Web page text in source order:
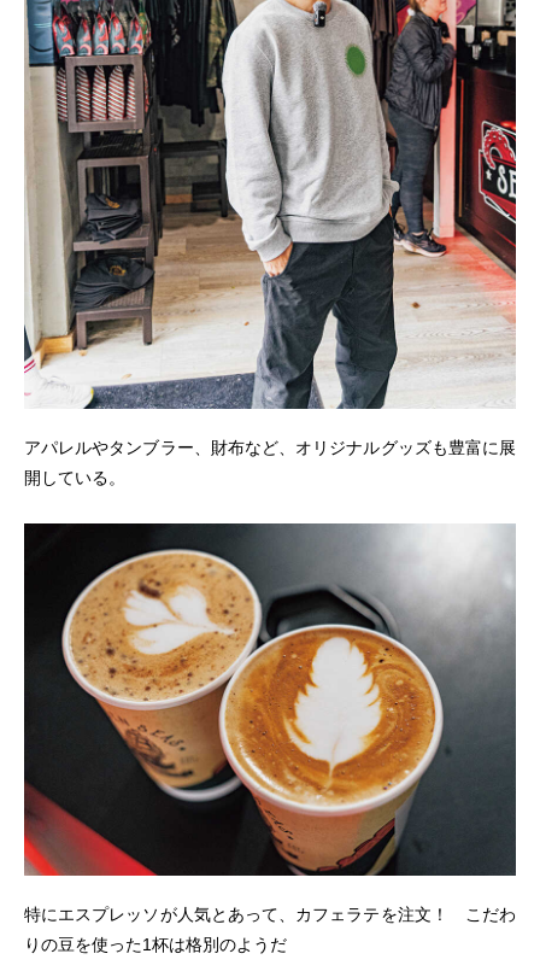
アパレルやタンブラー、財布など、オリジナルグッズも豊富に展
開している。
特にエスプレッソが人気とあって、カフェラテを注文！ こだわ
りの豆を使った1杯は格別のようだ